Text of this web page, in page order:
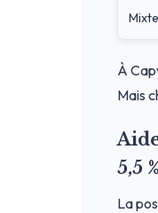
À
Mais
5,5
La